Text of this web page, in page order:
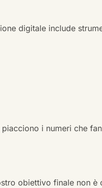
digitale include
i numeri che
obiettivo finale non è